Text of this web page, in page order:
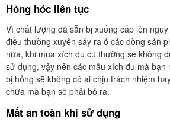
Hỏng hóc liên tục
Vì chất lượng đã sẵn bị xuống cấp lên
điều thường xuyên sảy ra ở các dòng sản
nữa, khi mua xích đu cũ thường sẽ không
sử dụng, vậy nên các mẫu xích đu mà bạn
bị hỏng sẽ không có ai chịu trách nhiệm
chữa mà bạn sẽ phải bỏ ra.
Mất an toàn khi sử dụng